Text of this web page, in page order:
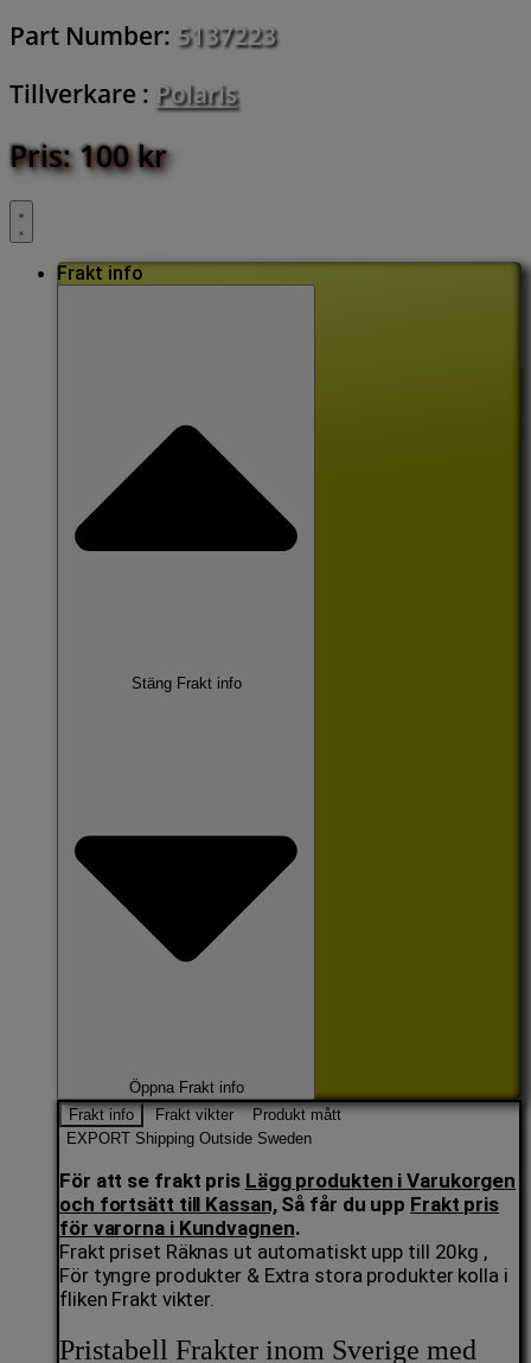
Part Number: 5137223
Tillverkare : Polaris
Pris:100kr
Frakt info
Stäng Frakt info
Öppna Frakt info
Frakt info
Frakt vikter
Produkt mått
EXPORT Shipping Outside Sweden
För att se frakt pris Lägg produkten i Varukorgen
och fortsätt till Kassan,Så får du upp Frakt pris
för varorna i Kundvagnen.
Frakt priset Räknas ut automatiskt upp till 20kg ,
För tyngre produkter & Extra stora produkter kolla i
fliken Frakt vikter.
Pristabell Frakter inom Sverige med